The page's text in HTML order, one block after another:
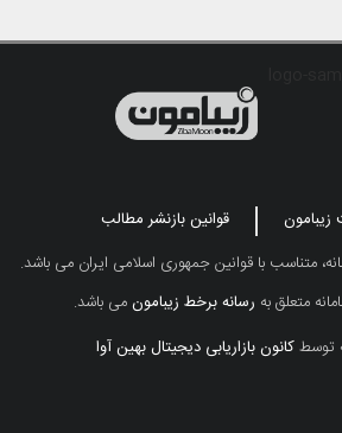
زیبامون
قوانین بازنشر مطالب
متناسب با قوانین جمهوری اسلامی ایران می باشد.
متعلق به رسانه برخط زیبامونمی باشد.
توسطکانون بازاریابی دیجیتال بهین آوا